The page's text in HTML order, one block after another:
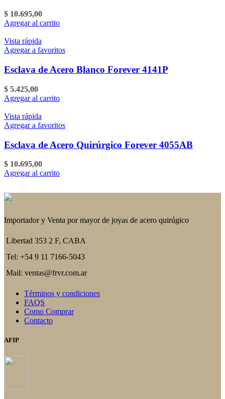
$ 10.695,00
Agregar al carrito
Vista rápida
Agregar a favoritos
Esclava de Acero Blanco Forever 4141P
$ 5.425,00
Agregar al carrito
Vista rápida
Agregar a favoritos
Esclava de Acero Quirúrgico Forever 4055AB
$ 10.695,00
Agregar al carrito
Importador y Venta por mayor de joyas de acero quirúgico
Libertad 353 2 F, CABA
Tel: +54 9 11 7166-5043
Mail: ventas@frvr.com.ar
Términos y condiciones
FAQS
Como Comprar
Contacto
AFIP